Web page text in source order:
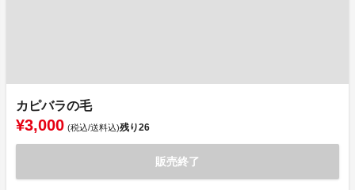
カピバラの毛
¥3,000 (税込/送料込)残り26
販売終了